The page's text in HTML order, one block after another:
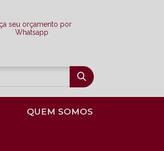
seu orçamento por
Whatsapp
QUEM SOMOS